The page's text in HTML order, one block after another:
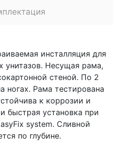
инсталляция для
унитазов. Несущая рама,
стеной. По 2
ногах. Рама тестирована
к коррозии и
быстрая установка при
system. Сливной
по глубине.